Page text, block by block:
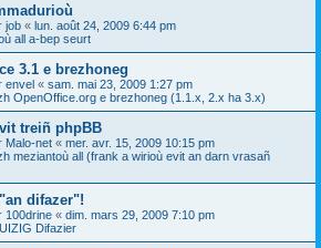
job « lun. août 24, 2009 6:44 pm
all a-bep seurt
3.1 e brezhoneg
envel « sam. mai 23, 2009 1:27 pm
OpenOffice.org e brezhoneg (1.1.x, 2.x ha 3.x)
treiñ phpBB
Malo-net « mer. avr. 15, 2009 10:15 pm
meziantoù all (frank a wirioù evit an darn vrasañ
difazer"!
100drine « dim. mars 29, 2009 7:10 pm
Difazier